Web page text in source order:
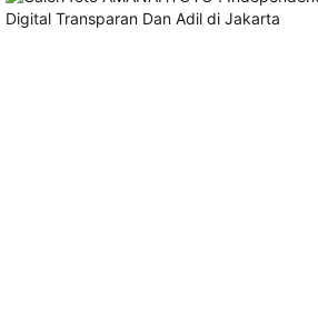
semua